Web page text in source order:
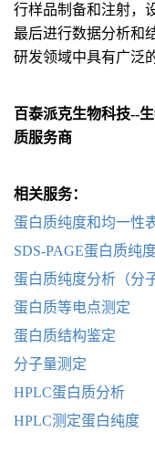
行样品制备和注射，
最后进行数据分析和
研发领域中具有广泛
百泰派克生物科技--
质服务商
相关服务：
蛋白质纯度和均一性
SDS-PAGE蛋白质纯
蛋白质纯度分析（分
蛋白质等电点测定
蛋白质结构鉴定
分子量测定
HPLC蛋白质分析
HPLC测定蛋白纯度